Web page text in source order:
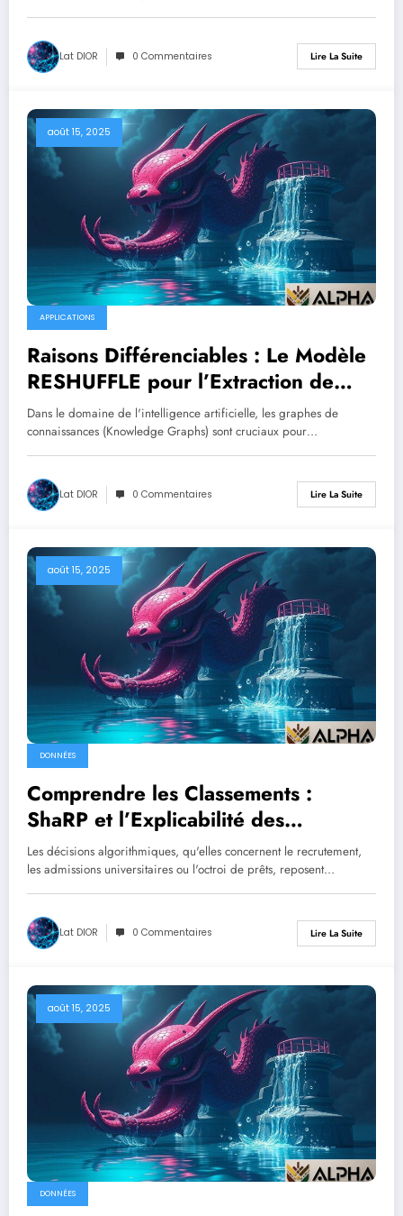
Lat DIOR 0 Commentaires Lire La Suite
août 15, 2025
APPLICATIONS
Raisons Différenciables : Le Modèle
RESHUFFLE pour l’Extraction de
Connaissances
Dans le domaine de l'intelligence artificielle, les graphes de
connaissances (Knowledge Graphs) sont cruciaux pour…
Lat DIOR 0 Commentaires Lire La Suite
août 15, 2025
DONNÉES
Comprendre les Classements :
ShaRP et l’Explicabilité des
Décisions Algorithmiques
Les décisions algorithmiques, qu'elles concernent le recrutement,
les admissions universitaires ou l'octroi de prêts, reposent…
Lat DIOR 0 Commentaires Lire La Suite
août 15, 2025
DONNÉES